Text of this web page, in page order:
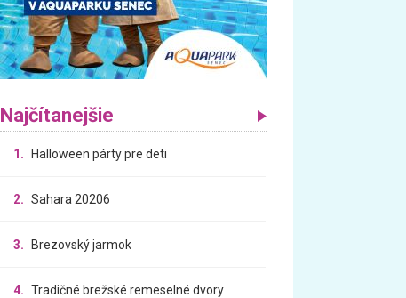
Najčítanejšie
1. Halloween párty pre deti
2. Sahara 20206
3. Brezovský jarmok
4. Tradičné brežské remeselné dvory